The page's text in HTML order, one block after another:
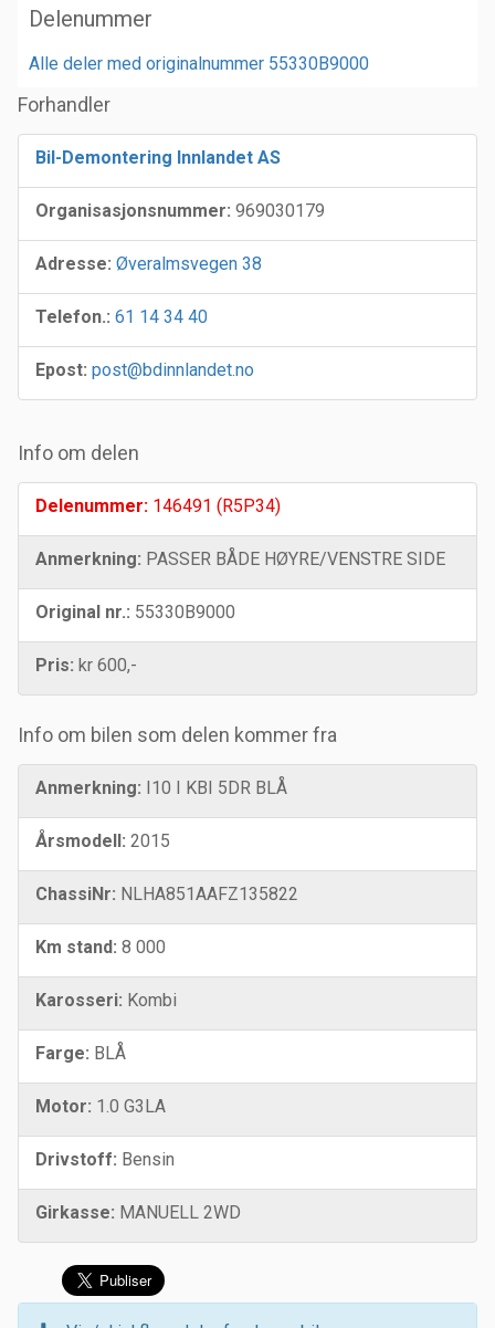
Delenummer
Alle deler med originalnummer 55330B9000
Forhandler
Bil-Demontering Innlandet AS
Organisasjonsnummer: 969030179
Adresse: Øveralmsvegen 38
Telefon.: 61 14 34 40
Epost: post@bdinnlandet.no
Info om delen
Delenummer: 146491 (R5P34)
Anmerkning: PASSER BÅDE HØYRE/VENSTRE SIDE
Original nr.: 55330B9000
Pris: kr 600,-
Info om bilen som delen kommer fra
Anmerkning: I10 I KBI 5DR BLÅ
Årsmodell: 2015
ChassiNr: NLHA851AAFZ135822
Km stand: 8 000
Karosseri: Kombi
Farge: BLÅ
Motor: 1.0 G3LA
Drivstoff: Bensin
Girkasse: MANUELL 2WD